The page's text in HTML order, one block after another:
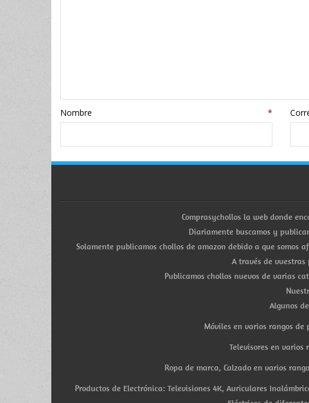
Nombre*
Comprasychollos la web donde
Diariamente buscamos y
Solamente publicamos chollos de amazon debido a que
A través de vuestras
Publicamos chollos nuevos de varias
Algunos
Móviles en varios rangos de
Televisores en varios
Ropa de marca, Calzado en varios
Productos de Electrónica: Televisiones 4K, Auriculares